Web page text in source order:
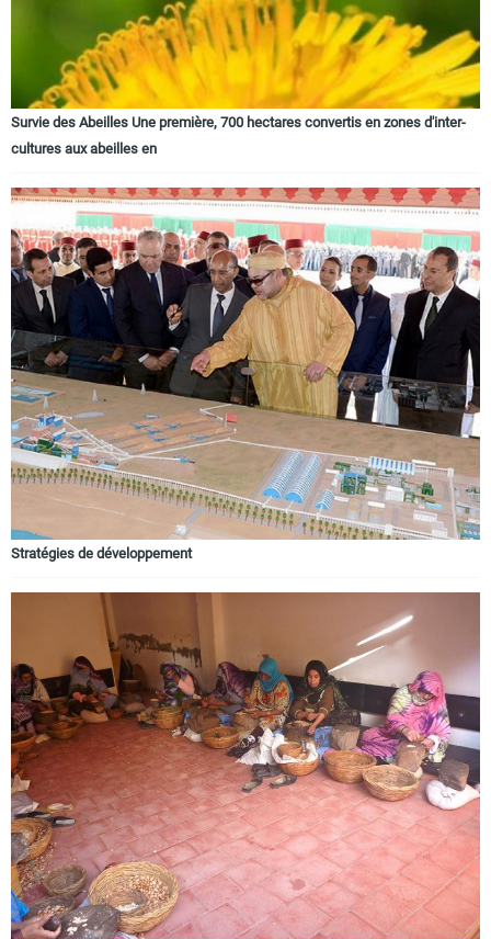
Survie des Abeilles Une première, 700 hectares convertis en zones d'inter-
cultures aux abeilles en
Stratégies de développement